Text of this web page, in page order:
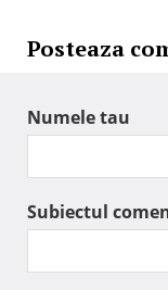
Posteaza
Numele tau
Subiectul